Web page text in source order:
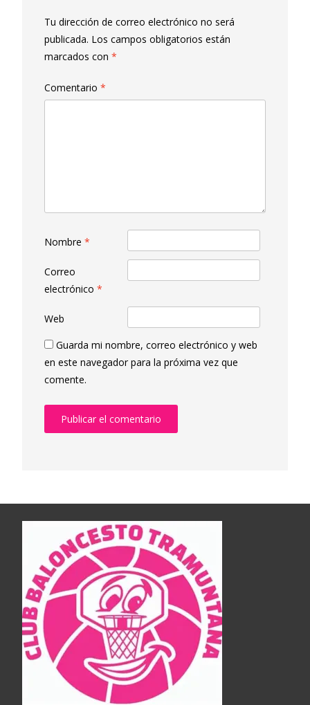
Tu dirección de correo electrónico no será
publicada. Los campos obligatorios están
marcados con *
Comentario *
Nombre *
Correo
electrónico *
Web
Guarda mi nombre, correo electrónico y web
en este navegador para la próxima vez que
comente.